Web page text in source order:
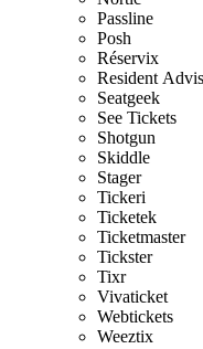
Passline
Posh
Réservix
Resident
Seatgeek
See Tickets
Shotgun
Skiddle
Stager
Tickeri
Ticketek
Ticketmaster
Tickster
Tixr
Vivaticket
Webtickets
Weeztix